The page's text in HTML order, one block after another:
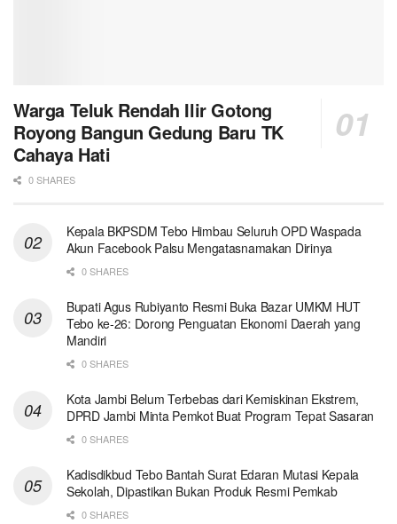
Warga Teluk Rendah Ilir Gotong
Royong Bangun Gedung Baru TK
Cahaya Hati ‎
0 SHARES
Kepala BKPSDM Tebo Himbau Seluruh OPD Waspada
Akun Facebook Palsu Mengatasnamakan Dirinya
0 SHARES
Bupati Agus Rubiyanto Resmi Buka Bazar UMKM HUT
Tebo ke-26: Dorong Penguatan Ekonomi Daerah yang
Mandiri
0 SHARES
Kota Jambi Belum Terbebas dari Kemiskinan Ekstrem,
DPRD Jambi Minta Pemkot Buat Program Tepat Sasaran
0 SHARES
Kadisdikbud Tebo Bantah Surat Edaran Mutasi Kepala
Sekolah, Dipastikan Bukan Produk Resmi Pemkab
0 SHARES